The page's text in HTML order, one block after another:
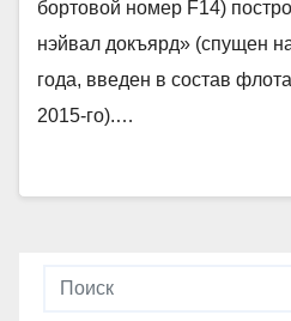
бортовой номер F14)
нэйвал докъярд» (спущен
года, введен в состав
2015-го).…